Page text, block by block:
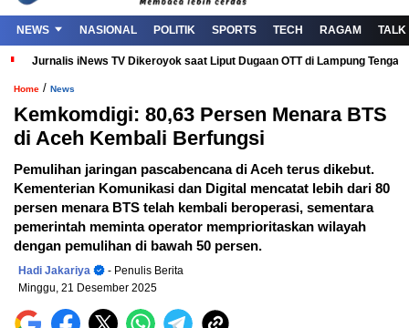
NEWS NASIONAL POLITIK SPORTS TECH RAGAM TALK
Jurnalis iNews TV Dikeroyok saat Liput Dugaan OTT di Lampung
Home / News
Kemkomdigi: 80,63 Persen Menara BTS
di Aceh Kembali Berfungsi
Pemulihan jaringan pascabencana di Aceh terus dikebut.
Kementerian Komunikasi dan Digital mencatat lebih dari 80
persen menara BTS telah kembali beroperasi, sementara
pemerintah meminta operator memprioritaskan wilayah
dengan pemulihan di bawah 50 persen.
Hadi Jakariya
- Penulis Berita
Minggu, 21 Desember 2025